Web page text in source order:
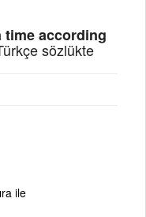
time according
sözlükte
ile